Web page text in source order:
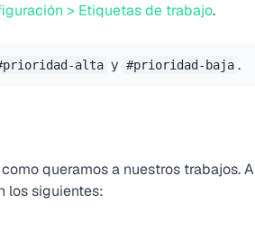
> Etiquetas de trabajo.
alta y #prioridad-baja .
queramos a nuestros trabajos.
los siguientes: